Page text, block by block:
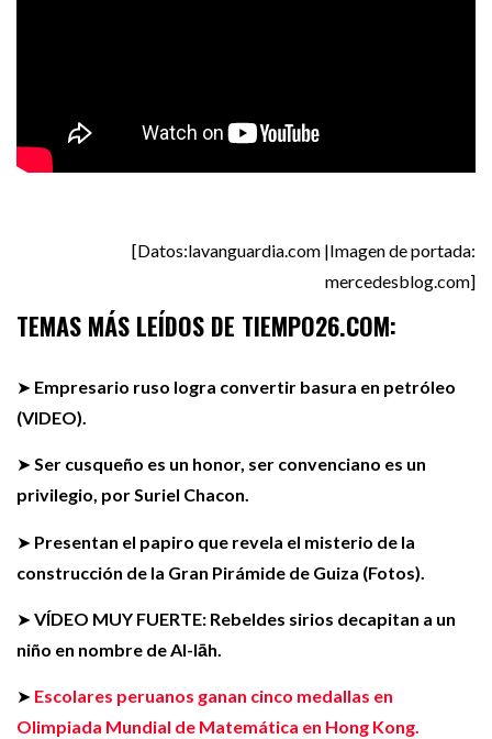
[Datos:lavanguardia.com |Imagen de portada:
mercedesblog.com]
TEMAS MÁS LEÍDOS DE TIEMPO26.COM:
➤ Empresario ruso logra convertir basura en petróleo
(VIDEO).
➤Ser cusqueño es un honor, ser convenciano es un
privilegio, por Suriel Chacon.
➤ Presentan el papiro que revela el misterio de la
construcción de la Gran Pirámide de Guiza (Fotos).
➤VÍDEO MUY FUERTE: Rebeldes sirios decapitan a un
niño en nombre de Al-lāh.
➤ Escolares peruanos ganan cinco medallas en
Olimpiada Mundial de Matemática en Hong Kong.